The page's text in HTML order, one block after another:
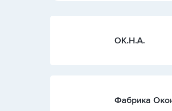
ОК.Н.А.
Фабрика